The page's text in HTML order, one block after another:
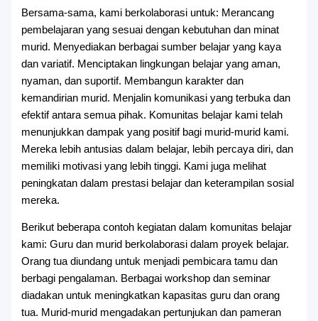
Bersama-sama, kami berkolaborasi untuk: Merancang
pembelajaran yang sesuai dengan kebutuhan dan minat
murid. Menyediakan berbagai sumber belajar yang kaya
dan variatif. Menciptakan lingkungan belajar yang aman,
nyaman, dan suportif. Membangun karakter dan
kemandirian murid. Menjalin komunikasi yang terbuka dan
efektif antara semua pihak. Komunitas belajar kami telah
menunjukkan dampak yang positif bagi murid-murid kami.
Mereka lebih antusias dalam belajar, lebih percaya diri, dan
memiliki motivasi yang lebih tinggi. Kami juga melihat
peningkatan dalam prestasi belajar dan keterampilan sosial
mereka.
Berikut beberapa contoh kegiatan dalam komunitas belajar
kami: Guru dan murid berkolaborasi dalam proyek belajar.
Orang tua diundang untuk menjadi pembicara tamu dan
berbagi pengalaman. Berbagai workshop dan seminar
diadakan untuk meningkatkan kapasitas guru dan orang
tua. Murid-murid mengadakan pertunjukan dan pameran